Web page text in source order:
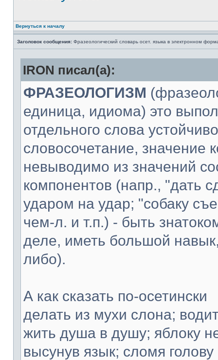
Вернуться к началу
Заголовок сообщения: Фразеологический словарь осет. языка в электронном
IRON писал(а):
ФРАЗЕОЛОГИЗМ
единица, идиома) это
отдельного слова
словосочетание, значение
невыводимо из значений
компонентов (напр., "дать
ударом на удар; "собаку
чем-л. и т.п.) - быть
деле, иметь большой
либо).
А как сказать по-осетински
делать из мухи слона;
жить душа в душу; яблоку
высунув язык; сломя голову